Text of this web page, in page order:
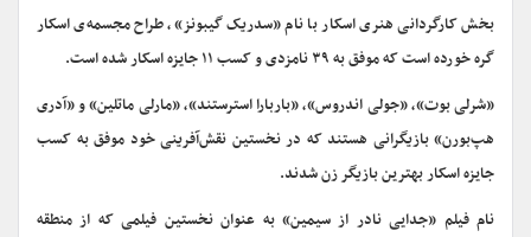
بخش کارگردانی هنری اسکار با نام «سدریک گیبونز»، طراح مجسمه‌ی اسکار
گره خورده است که موفق به ۳۹ نامزدی و کسب ۱۱ جایزه اسکار شده است.
«شرلی بوت»، «جولی اندروس»، «باربارا استرستند»، «مارلی ماتلین» و «آدری
هپ‌بورن» بازیگرانی هستند که در نخستین نقش‌آفرینی خود موفق به کسب
جایزه اسکار بهترین بازیگر زن شدند.
نام فیلم «جدایی نادر از سیمین» به عنوان نخستین فیلمی که از منطقه